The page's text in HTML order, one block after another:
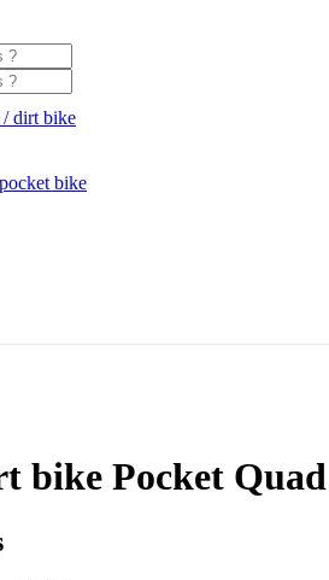
dirt bike
bike
bike Pocket Quad